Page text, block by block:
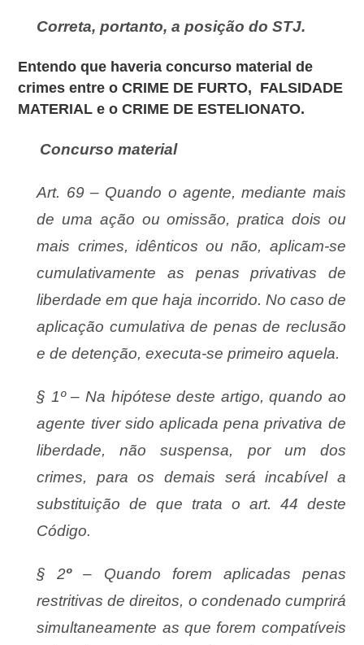
Correta, portanto,a posição do STJ.
Entendo que haveria concurso material de
crimes entre o CRIME DE FURTO, FALSIDADE
MATERIAL e o CRIME DE ESTELIONATO.
Concurso material
Art. 69 – Quando o agente, mediante mais
de uma ação ou omissão, pratica dois ou
mais crimes, idênticos ou não, aplicam-se
cumulativamente as penas privativas de
liberdade em que haja incorrido. No caso de
aplicação cumulativa de penas de reclusão
e de detenção, executa-se primeiro aquela.
§ 1º – Na hipótese deste artigo, quando ao
agente tiver sido aplicada pena privativa de
liberdade, não suspensa, por um dos
crimes, para os demais será incabível a
substituição de que trata o art. 44 deste
Código.
§ 2º– Quando forem aplicadas penas
restritivas de direitos, o condenado cumprirá
simultaneamente as que forem compatíveis